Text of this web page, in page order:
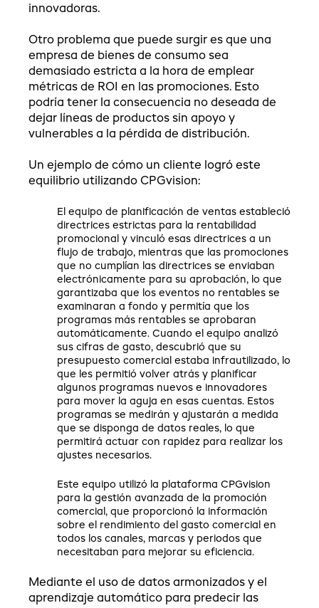
innovadoras.
Otro problema que puede surgir es que una
empresa de bienes de consumo sea
demasiado estricta a la hora de emplear
métricas de ROI en las promociones. Esto
podría tener la consecuencia no deseada de
dejar líneas de productos sin apoyo y
vulnerables a la pérdida de distribución.
Un ejemplo de cómo un cliente logró este
equilibrio utilizando CPGvision:
El equipo de planificación de ventas estableció
directrices estrictas para la rentabilidad
promocional y vinculó esas directrices a un
flujo de trabajo, mientras que las promociones
que no cumplían las directrices se enviaban
electrónicamente para su aprobación, lo que
garantizaba que los eventos no rentables se
examinaran a fondo y permitía que los
programas más rentables se aprobaran
automáticamente. Cuando el equipo analizó
sus cifras de gasto, descubrió que su
presupuesto comercial estaba infrautilizado, lo
que les permitió volver atrás y planificar
algunos programas nuevos e innovadores
para mover la aguja en esas cuentas. Estos
programas se medirán y ajustarán a medida
que se disponga de datos reales, lo que
permitirá actuar con rapidez para realizar los
ajustes necesarios.
Este equipo utilizó la plataforma CPGvision
para la gestión avanzada de la promoción
comercial, que proporcionó la información
sobre el rendimiento del gasto comercial en
todos los canales, marcas y periodos que
necesitaban para mejorar su eficiencia.
Mediante el uso de datos armonizados y el
aprendizaje automático para predecir las